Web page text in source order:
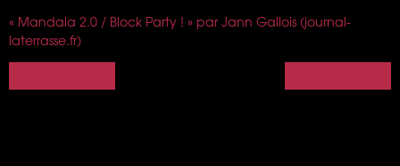
« Mandala 2.0 / Block Party ! » par Jann Gallois (journal-
laterrasse.fr)